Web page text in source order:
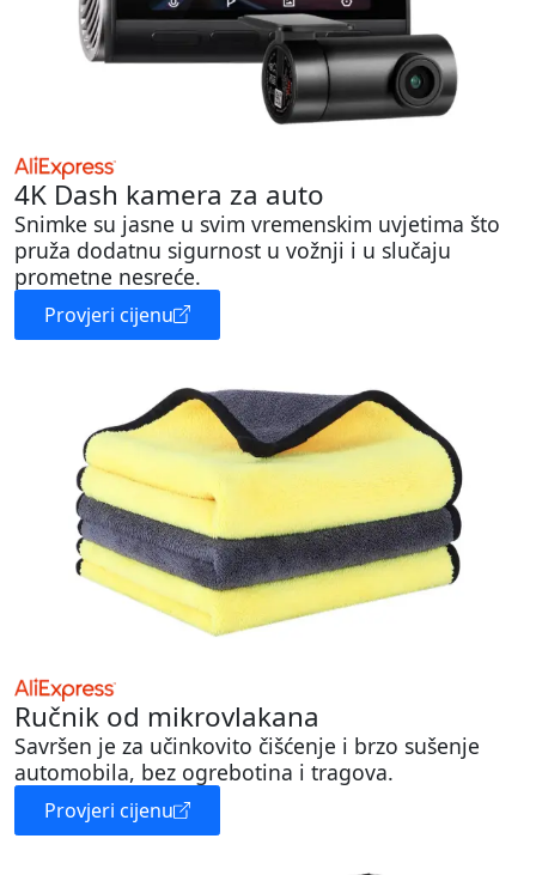
4K Dash kamera za auto
Snimke su jasne u svim vremenskim uvjetima što
pruža dodatnu sigurnost u vožnji i u slučaju
prometne nesreće.
Provjeri cijenu
Ručnik od mikrovlakana
Savršen je za učinkovito čišćenje i brzo sušenje
automobila, bez ogrebotina i tragova.
Provjeri cijenu